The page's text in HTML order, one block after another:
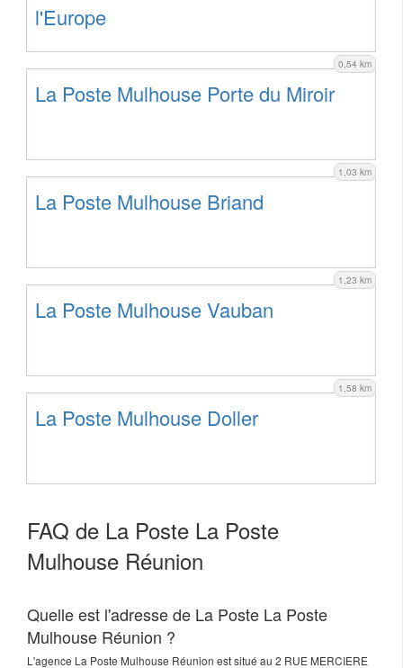
l'Europe
0,54 km
La Poste Mulhouse Porte du Miroir
1,03 km
La Poste Mulhouse Briand
1,23 km
La Poste Mulhouse Vauban
1,58 km
La Poste Mulhouse Doller
FAQ de La Poste La Poste
Mulhouse Réunion
Quelle est l'adresse de La Poste La Poste
Mulhouse Réunion ?
L'agence La Poste Mulhouse Réunion est situé au 2 RUE MERCIERE